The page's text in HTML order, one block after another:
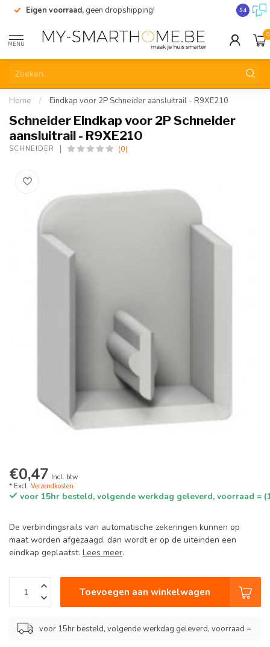
Eigen voorraad, geen dropshipping! 9.4
MENU
0
Home / Eindkap voor 2P Schneider aansluitrail - R9XE210
Schneider Eindkap voor 2P Schneider
aansluitrail - R9XE210
SCHNEIDER (0)
€0,47 Incl. btw
* Excl. Verzendkosten
voor 15hr besteld, volgende werkdag geleverd, voorraad =
De verbindingsrails van automatische zekeringen kunnen op
maat worden afgezaagd, dan wordt er op de uiteinden een
eindkap geplaatst. Lees meer.
Toevoegen aan winkelwagen
voor 15hr besteld, volgende werkdag geleverd, voorraad =